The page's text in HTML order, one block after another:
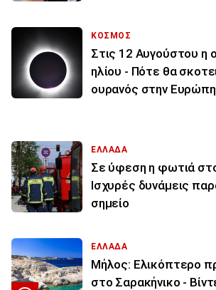
ΚΟΣΜΟΣ
Στις 12 Αυγούστου η
ηλίου - Πότε θα
ουρανός στην Ευρώπη
ΕΛΛΑΔΑ
Σε ύφεση η φωτιά
Ισχυρές δυνάμεις
σημείο
ΕΛΛΑΔΑ
Μήλος: Ελικόπτερο
στο Σαρακήνικο -